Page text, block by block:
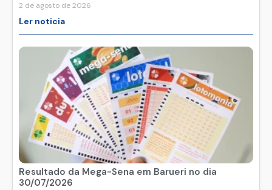
2 de agosto de 2026
Ler noticia
Resultado da Mega-Sena em Barueri no dia
30/07/2026